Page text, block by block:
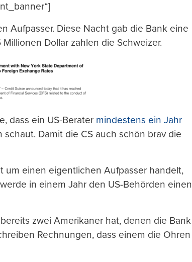
Aufpasser. Diese Nacht gab die Bank eine
Dollar zahlen die Schweizer.
dass ein US-Berater mindestens ein Jahr
Damit die CS auch schön brav die
um einen eigentlichen Aufpasser handelt,
in einem Jahr den US-Behörden einen
zwei Amerikaner hat, denen die Bank
Rechnungen, dass einem die Ohren